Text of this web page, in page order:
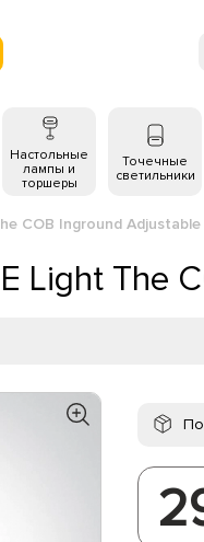
Настольные
лампы и
торшеры
Точечные
светильники
COB Inground
Light